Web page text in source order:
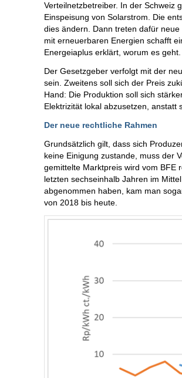
Verteilnetzbetreiber. In der Schweiz
Einspeisung von Solarstrom. Die
dies ändern. Dann treten dafür
mit erneuerbaren Energien schafft
Energeiaplus erklärt, worum es geht.
Der Gesetzgeber verfolgt mit der
sein. Zweitens soll sich der Preis
Hand: Die Produktion soll sich
Elektrizität lokal abzusetzen, anstatt
Der neue rechtliche Rahmen
Grundsätzlich gilt, dass sich
keine Einigung zustande, muss der
gemittelte Marktpreis wird vom BFE
letzten sechseinhalb Jahren im
abgenommen haben, kam man
von 2018 bis heute.